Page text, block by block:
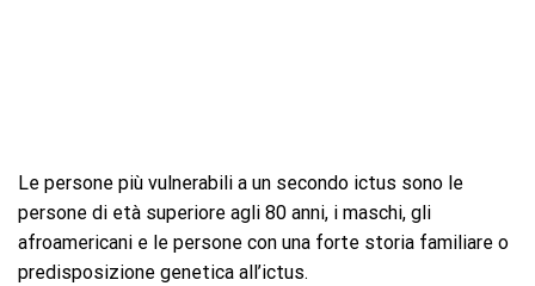
Le persone più vulnerabili a un secondo ictus sono le
persone di età superiore agli 80 anni, i maschi, gli
afroamericani e le persone con una forte storia familiare o
predisposizione genetica all’ictus.